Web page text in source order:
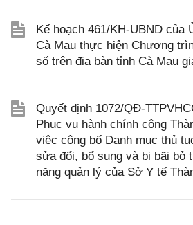
Kế hoạch 461/KH-UBND của
Cà Mau thực hiện Chương
số trên địa bàn tỉnh Cà Mau
Quyết định 1072/QĐ-
Phục vụ hành chính công
việc công bố Danh mục thủ
sửa đổi, bổ sung và bị bãi bỏ
năng quản lý của Sở Y tế